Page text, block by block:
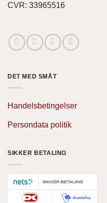
CVR: 33965516
DET MED SMÅT
Handelsbetingelser
Persondata politik
SIKKER BETALING